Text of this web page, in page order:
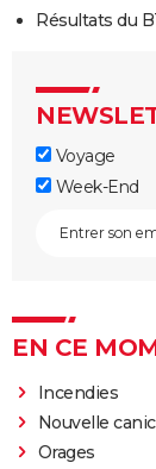
Résultats du
Voyage
Week-End
EN CE
Incendies
Nouvelle
Orages